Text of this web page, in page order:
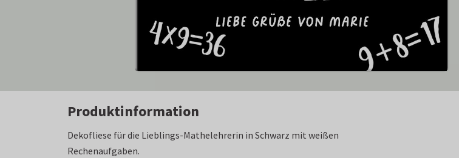
Produktinformation
Dekofliese für die Lieblings-Mathelehrerin in Schwarz mit weißen
Rechenaufgaben.